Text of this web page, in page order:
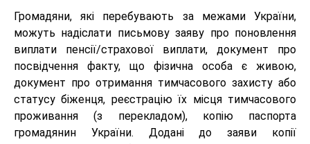
Громадяни, які перебувають за межами України,
можуть надіслати письмову заяву про поновлення
виплати пенсії/страхової виплати, документ про
посвідчення факту, що фізична особа є живою,
документ про отримання тимчасового захисту або
статусу біженця, реєстрацію їх місця тимчасового
проживання (з перекладом), копію паспорта
громадянин України. Додані до заяви копії